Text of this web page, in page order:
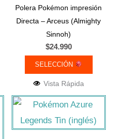
de
producto
Polera Pokémon impresión
Directa – Arceus (Almighty
Sinnoh)
$24.990
SELECCIÓN
opciones
se
pueden
elegir
en
la
página
Vista Rápida
Este
producto